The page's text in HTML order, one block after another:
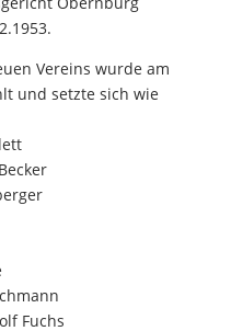
Vereins wurde am
und setzte sich wie
Fuchs